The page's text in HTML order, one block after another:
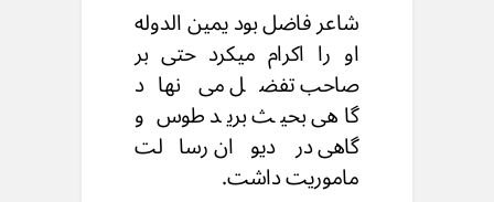
شاعر فاضل بود یمین الدوله
او را اکرام میکرد حتی بر
صاحب تفضل می نهاد
گاهی بحیث برید طوس و
گاهی در دیوان رسالت
ماموریت داشت.